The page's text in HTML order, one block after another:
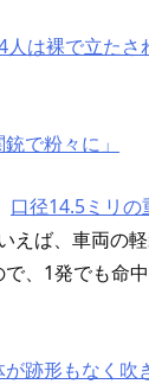
は裸で立たさ
で粉々に」
口径14.5ミリの
えば、車両の
、1発でも命
跡形もなく吹